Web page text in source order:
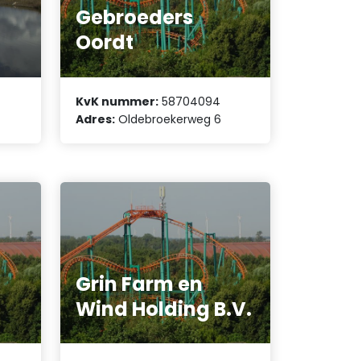
Gebroeders
Oordt
KvK nummer: 58704094
Adres: Oldebroekerweg 6
Grin Farm en
Wind Holding B.V.